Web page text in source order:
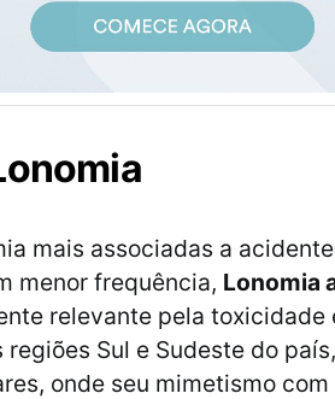
mais associadas a
menor frequência, Lonomia
relevante pela toxicidade
Sul e Sudeste do
onde seu mimetismo